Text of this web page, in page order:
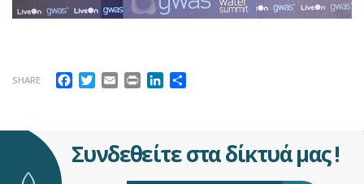
SHARE Facebook
Twitter
EmailPrintLinkedIn
Συνδεθείτε στα δίκτυά μας !